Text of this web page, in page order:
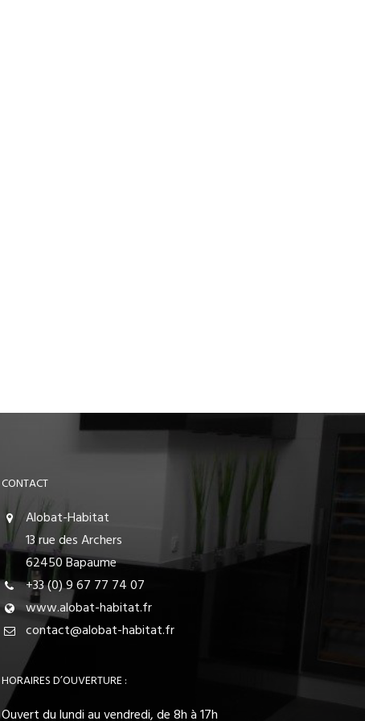
CONTACT
Alobat-Habitat
13 rue des Archers
62450 Bapaume
+33 (0) 9 67 77 74 07
www.alobat-habitat.fr
contact@alobat-habitat.fr
HORAIRES D’OUVERTURE :
Ouvert du lundi au vendredi, de 8h à 17h